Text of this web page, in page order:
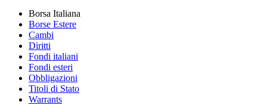
Borsa Italiana
Borse Estere
Cambi
Diritti
Fondi italiani
Fondi esteri
Obbligazioni
Titoli di Stato
Warrants